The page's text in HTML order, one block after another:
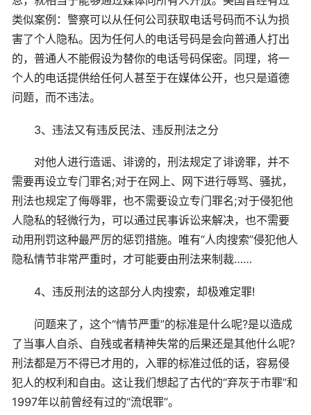
类似案例：警察可以从任何公司获取电话号码而不认为损
害了个人隐私。因为任何人的电话号码是会向普通人打出
的，普通人不能假设为替你的电话号码保密。同理，将一
个人的电话提供给任何人甚至于在媒体公开，也只是道德
问题，而不违法。
3、违法又有违反民法、违反刑法之分
对他人进行造谣、诽谤的，刑法规定了诽谤罪，并不
需要再设立专门罪名;对于在网上、网下进行辱骂、骚扰，
刑法也规定了侮辱罪，也不需要设立专门罪名;对于侵犯他
人隐私的轻微行为，可以通过民事诉讼来解决，也不需要
动用刑罚这种最严厉的惩罚措施。唯有“人肉搜索”侵犯他人
隐私情节非常严重时，才可能要由刑法来制裁……
4、违反刑法的这部分人肉搜索，却极难定罪!
问题来了，这个“情节严重”的标准是什么呢?是以造成
了当事人自杀、自残或者精神失常的后果还是其他什么呢?
刑法都是万不得已才用的，入罪的标准过低的话，容易侵
犯人的权利和自由。这让我们想起了古代的“弃灰于市罪”和
1997年以前曾经有过的“流氓罪”。